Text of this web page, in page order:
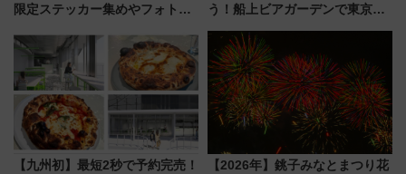
限定ステッカー集めやフォトス
いを満喫しよう（花火鑑賞会応
募は7/12まで！）
う！船上ビアガーデンで東京湾
杯……工場直送生ビールや島グ
ルメが美味い
【九州初】最短2秒で予約完売！
【2026年】銚子みなとまつり花